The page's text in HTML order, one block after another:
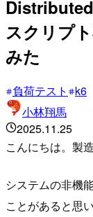
スクリプ
みた
負荷テスト
k6
小林翔馬
2025.11.25
こんにちは。製
システムの非機
ことがあると思